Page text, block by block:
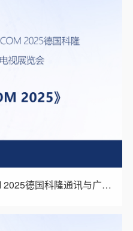
兆龙互连亮相ANGACOM 2025德国科隆通讯与广播电视展览会